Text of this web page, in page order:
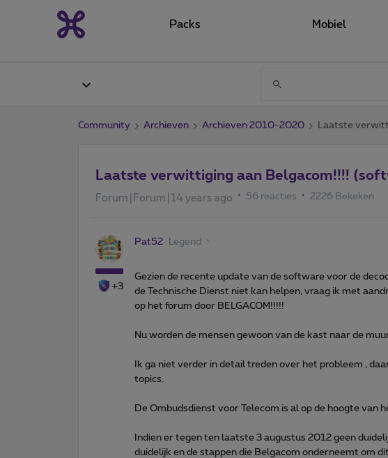
Packs Mobiel
Community Archieven Archieven 2010-2020 Laatste
Laatste verwittiging aan Belgacom!!!!
Forum|Forum|14 years ago 56 reacties 2226 Bekeken
+3
Pat52 Legend
Gezien de recente update van de software voor de
de Technische Dienst niet kan helpen, vraag ik met
op het forum door BELGACOM!!!!!
Nu worden de mensen gewoon van de kast naar de
Ik ga niet verder in detail treden over het probleem ,
topics.
De Ombudsdienst voor Telecom is al op de hoogte van
Indien er tegen ten laatste 3 augustus 2012 geen
duidelijk en de stappen die Belgacom onderneemt om